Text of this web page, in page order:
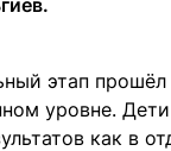
этап
уровне.
как в